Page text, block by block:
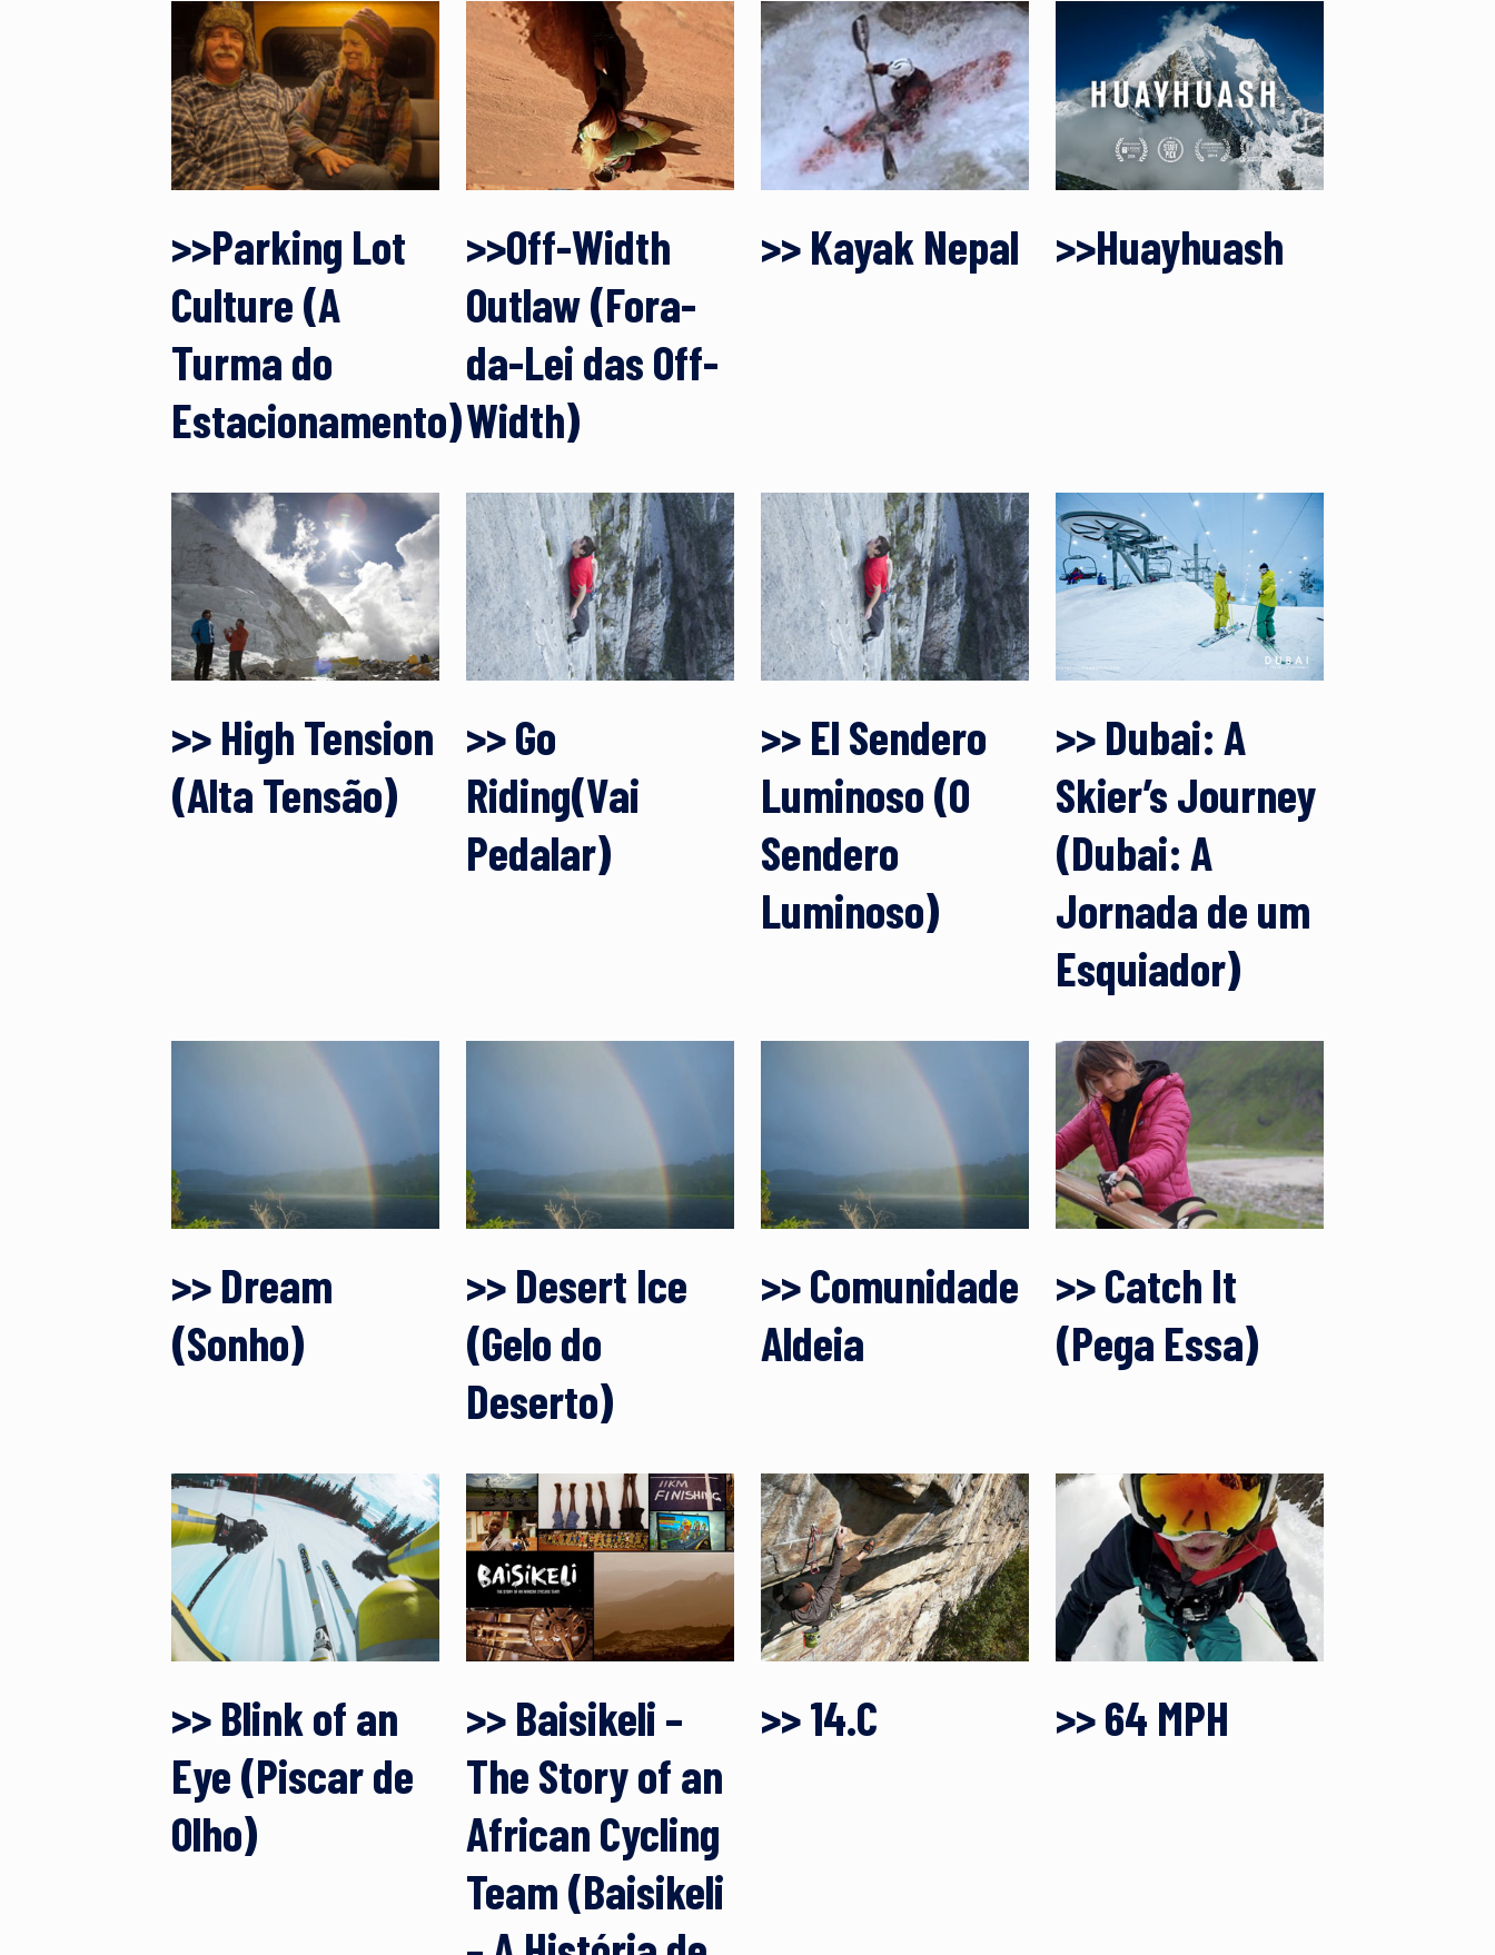
>>Parking Lot
Culture (A
Turma do
Estacionamento)
>>Off-Width
Outlaw (Fora-
da-Lei das Off-
Width)
>> Kayak Nepal >>Huayhuash
>> High Tension
(Alta Tensão)
>> Go
Riding(Vai
Pedalar)
>> El Sendero
Luminoso (O
Sendero
Luminoso)
>> Dubai: A
Skier’s Journey
(Dubai: A
Jornada de um
Esquiador)
>> Dream
(Sonho)
>> Desert Ice
(Gelo do
Deserto)
>> Comunidade
Aldeia
>> Catch It
(Pega Essa)
>> Blink of an
Eye (Piscar de
Olho)
>> Baisikeli –
The Story of an
African Cycling
Team (Baisikeli
>> 14.C >> 64 MPH